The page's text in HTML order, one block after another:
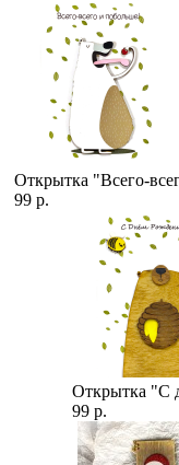
Открытка "Всего-
99 р.
Открытка "С
99 р.